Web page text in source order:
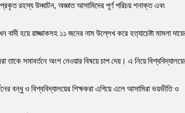
প্রকৃত রহস্য উদ্ঘাটন, অজ্ঞাত আসামিদের পূর্ণ পরিচয় শনাক্ত এবং
হয়ে রাজ্জাকসহ ১১ জনের নাম উল্লেখ করে হত্যাচেষ্টা মামলা
সমাবর্তনে অংশ নেওয়ার বিষয়ে চাপ দেয়। এ নিয়ে
বন্ধু ও বিশ্ববিদ্যালয়ের শিক্ষকরা এগিয়ে এলে আসামিরা ভয়ভীতি ও